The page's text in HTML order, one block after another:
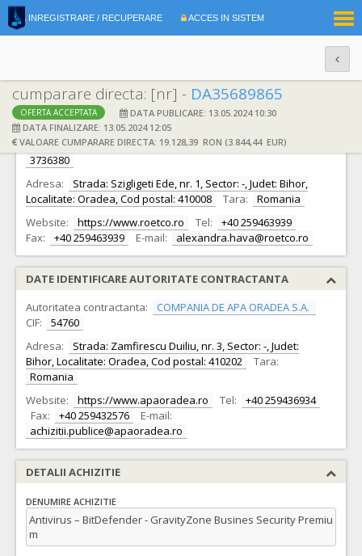
INREGISTRARE / RECUPERARE ACCES IN SISTEM
cumparare directa: [nr] - DA35689865
OFERTA ACCEPTATA
DATA PUBLICARE: 13.05.2024 10:30
DATA FINALIZARE: 13.05.2024 12:05
VALOARE CUMPARARE DIRECTA: 19.128,39 RON (3.844,44 EUR)
DATE IDENTIFICARE OFERTANT
Ofertant: S.C. RO ET CO INTERNATIONAL S.A. S.A.
CIF:
3736380
Adresa:
Strada: Szigligeti Ede, nr. 1, Sector: -, Judet: Bihor,
Localitate: Oradea, Cod postal: 410008
Tara:
Romania
Website:
https://www.roetco.ro Tel:
+40 259463939
Fax:
+40 259463939 E-mail: alexandra.hava@roetco.ro
DATE IDENTIFICARE AUTORITATE CONTRACTANTA
Autoritatea contractanta:
COMPANIA DE APA ORADEA S.A.
CIF:
54760
Adresa:
Strada: Zamfirescu Duiliu, nr. 3, Sector: -, Judet:
Bihor, Localitate: Oradea, Cod postal: 410202
Tara:
Romania
Website:
https://www.apaoradea.ro Tel:
+40 259436934
Fax:
+40 259432576
E-mail:
achizitii.publice@apaoradea.ro
DETALII ACHIZITIE
DENUMIRE ACHIZITIE
Antivirus – BitDefender - GravityZone Busines Security Premiu
m